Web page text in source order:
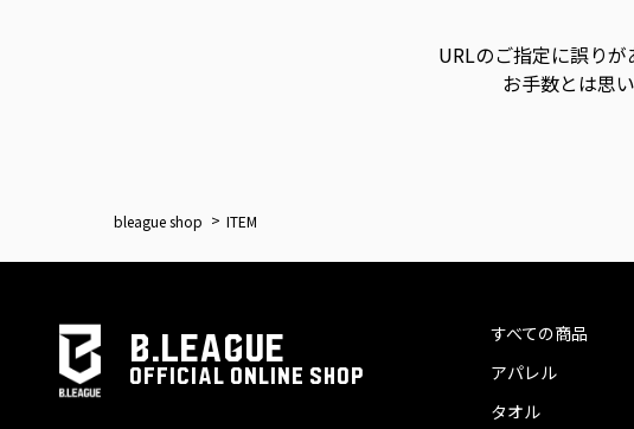
URLのご指定に誤りが
お手数とは思
bleague shop ITEM
B.LEAGUE
OFFICIAL ONLINE SHOP
すべての商品
アパレル
タオル